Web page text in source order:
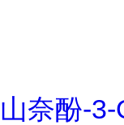
山奈酚-